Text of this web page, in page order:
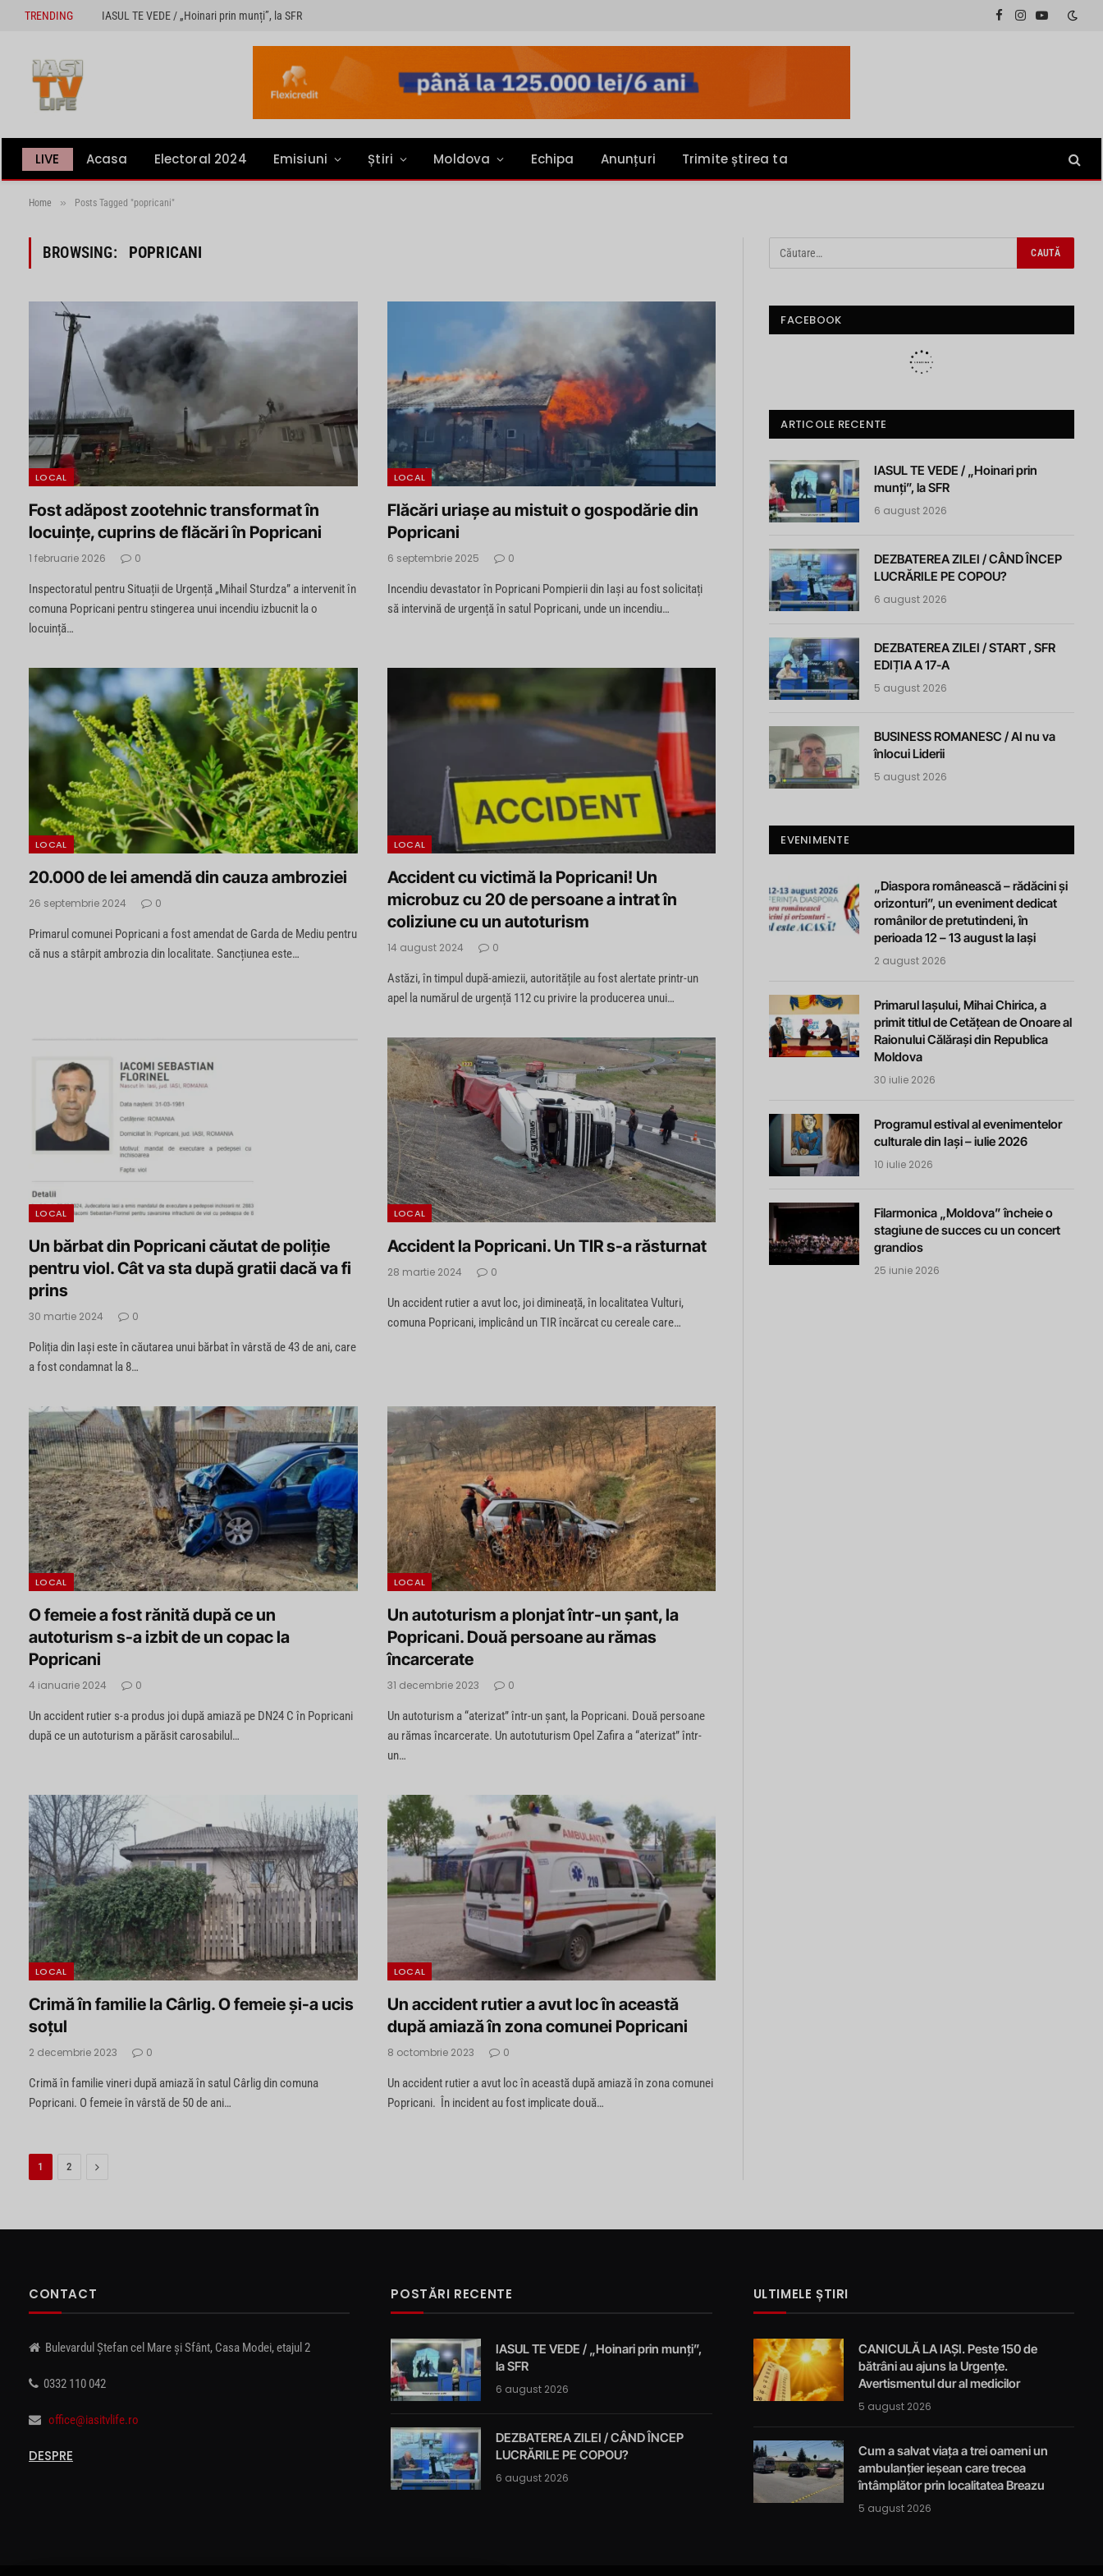
TRENDING IASUL TE VEDE / „Hoinari prin munți”, la SFR
Facebook
InstagramYouTube
LIVE Acasa Electoral 2024 Emisiuni Știri Moldova Echipa Anunțuri Trimite știrea ta
Home » Posts Tagged "popricani"
BROWSING: POPRICANI
LOCAL
Fost adăpost zootehnic transformat în
locuințe, cuprins de flăcări în Popricani
1 februarie 2026 0
Inspectoratul pentru Situații de Urgență „Mihail Sturdza” a intervenit în
comuna Popricani pentru stingerea unui incendiu izbucnit la o
locuință…
LOCAL
Flăcări uriașe au mistuit o gospodărie din
Popricani
6 septembrie 2025 0
Incendiu devastator în Popricani Pompierii din Iași au fost solicitați
să intervină de urgență în satul Popricani, unde un incendiu…
LOCAL
20.000 de lei amendă din cauza ambroziei
26 septembrie 2024 0
Primarul comunei Popricani a fost amendat de Garda de Mediu pentru
că nus a stârpit ambrozia din localitate. Sancțiunea este…
LOCAL
Accident cu victimă la Popricani! Un
microbuz cu 20 de persoane a intrat în
coliziune cu un autoturism
14 august 2024 0
Astăzi, în timpul după-amiezii, autoritățile au fost alertate printr-un
apel la numărul de urgență 112 cu privire la producerea unui…
LOCAL
Un bărbat din Popricani căutat de poliție
pentru viol. Cât va sta după gratii dacă va fi
prins
30 martie 2024 0
Poliția din Iași este în căutarea unui bărbat în vârstă de 43 de ani, care
a fost condamnat la 8…
LOCAL
Accident la Popricani. Un TIR s-a răsturnat
28 martie 2024 0
Un accident rutier a avut loc, joi dimineață, în localitatea Vulturi,
comuna Popricani, implicând un TIR încărcat cu cereale care…
LOCAL
O femeie a fost rănită după ce un
autoturism s-a izbit de un copac la
Popricani
4 ianuarie 2024 0
Un accident rutier s-a produs joi după amiază pe DN24 C în Popricani
după ce un autoturism a părăsit carosabilul…
LOCAL
Un autoturism a plonjat într-un şant, la
Popricani. Două persoane au rămas
încarcerate
31 decembrie 2023 0
Un autoturism a “aterizat” într-un şant, la Popricani. Două persoane
au rămas încarcerate. Un autotuturism Opel Zafira a “aterizat” într-
un…
LOCAL
Crimă în familie la Cârlig. O femeie și-a ucis
soțul
2 decembrie 2023 0
Crimă în familie vineri după amiază în satul Cârlig din comuna
Popricani. O femeie în vârstă de 50 de ani…
LOCAL
Un accident rutier a avut loc în această
după amiază în zona comunei Popricani
8 octombrie 2023 0
Un accident rutier a avut loc în această după amiază în zona comunei
Popricani. În incident au fost implicate două…
1 2 Next
FACEBOOK
ARTICOLE RECENTE
IASUL TE VEDE / „Hoinari prin
munți”, la SFR
6 august 2026
DEZBATEREA ZILEI / CÂND ÎNCEP
LUCRĂRILE PE COPOU?
6 august 2026
DEZBATEREA ZILEI / START , SFR
EDIȚIA A 17-A
5 august 2026
BUSINESS ROMANESC / AI nu va
înlocui Liderii
5 august 2026
EVENIMENTE
„Diaspora românească – rădăcini și
orizonturi”, un eveniment dedicat
românilor de pretutindeni, în
perioada 12 – 13 august la Iași
2 august 2026
Primarul Iașului, Mihai Chirica, a
primit titlul de Cetățean de Onoare al
Raionului Călărași din Republica
Moldova
30 iulie 2026
Programul estival al evenimentelor
culturale din Iași – iulie 2026
10 iulie 2026
Filarmonica „Moldova” încheie o
stagiune de succes cu un concert
grandios
25 iunie 2026
CONTACT
Bulevardul Ștefan cel Mare și Sfânt, Casa Modei, etajul 2
0332 110 042
office@iasitvlife.ro
DESPRE
POSTĂRI RECENTE
IASUL TE VEDE / „Hoinari prin munți”,
la SFR
6 august 2026
DEZBATEREA ZILEI / CÂND ÎNCEP
LUCRĂRILE PE COPOU?
6 august 2026
ULTIMELE ȘTIRI
CANICULĂ LA IAȘI. Peste 150 de
bătrâni au ajuns la Urgențe.
Avertismentul dur al medicilor
5 august 2026
Cum a salvat viața a trei oameni un
ambulanțier ieșean care trecea
întâmplător prin localitatea Breazu
5 august 2026